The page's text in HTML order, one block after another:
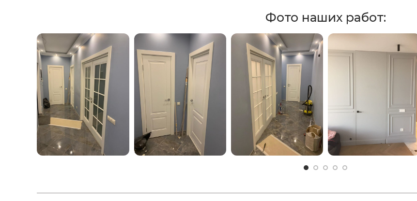
Фото наших работ: